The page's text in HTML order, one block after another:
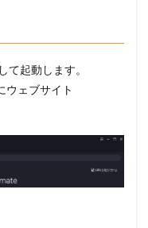
て起動します。
ウェブサイト